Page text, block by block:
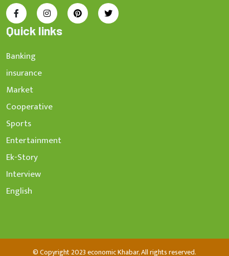
Quick links
Banking
insurance
Market
Cooperative
Sports
Entertainment
Ek-Story
Interview
English
© Copyright 2023 economic Khabar, All rights reserved.